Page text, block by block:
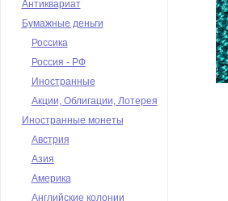
Антиквариат
Бумажные деньги
Россика
Россия - РФ
Иностранные
Акции, Облигации, Лотерея
Иностранные монеты
Австрия
Азия
Америка
Английские колонии